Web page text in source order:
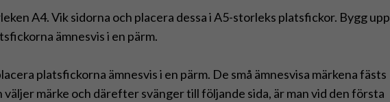
A4. Vik sidorna och placera dessa i A5-storleks platsfickor. Bygg upp
ämnesvis i en pärm.
platsfickorna ämnesvis i en pärm. De små ämnesvisa märkena fästs
väljer märke och därefter svänger till följande sida, är man vid den första